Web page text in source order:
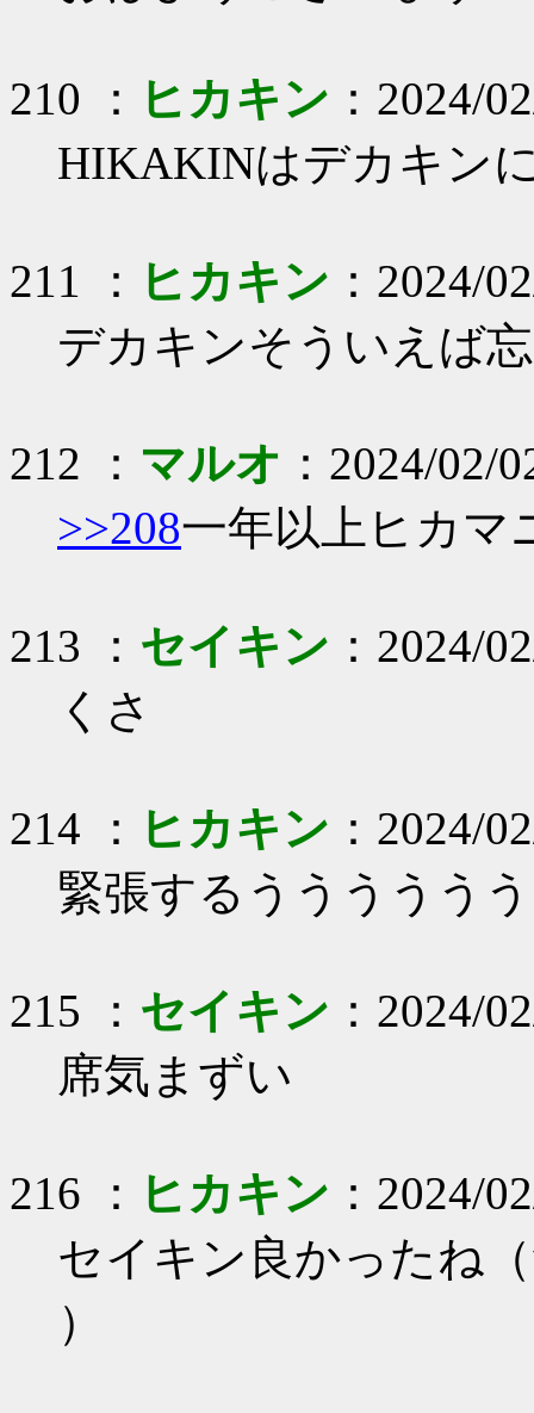
210 ： ヒカキン ：2024/
HIKAKINはデカキン
211 ： ヒカキン ：2024/
デカキンそういえば
212 ： マルオ ：2024/02/
>>208一年以上ヒカマ
213 ： セイキン ：2024/
くさ
214 ： ヒカキン ：2024/
緊張するううううう
215 ： セイキン ：2024/
席気まずい
216 ： ヒカキン ：2024/
セイキン良かったね
）